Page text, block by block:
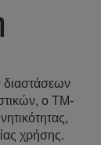
διαστάσεων
ο TM-
χρήσης.